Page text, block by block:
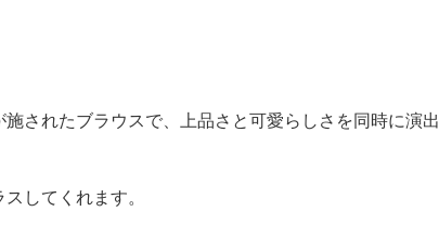
施されたブラウスで、上品さと可愛らしさを同時に演出
してくれます。